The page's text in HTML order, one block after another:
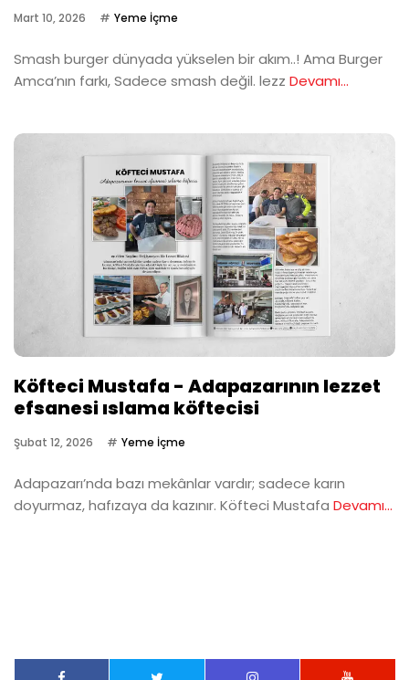
Mart 10, 2026 Yeme İçme
Smash burger dünyada yükselen bir akım..! Ama Burger
Amca’nın farkı, Sadece smash değil. lezz Devamı...
Köfteci Mustafa - Adapazarının lezzet
efsanesi ıslama köftecisi
Şubat 12, 2026 Yeme İçme
Adapazarı’nda bazı mekânlar vardır; sadece karın
doyurmaz, hafızaya da kazınır. Köfteci Mustafa Devamı...